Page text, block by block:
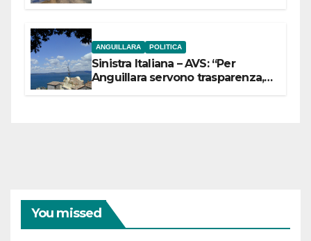
ANGUILLARA POLITICA
Sinistra Italiana – AVS: “Per
Anguillara servono trasparenza,
You missed